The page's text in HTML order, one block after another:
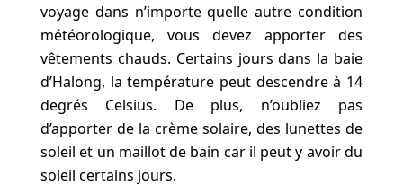
voyage dans n’importe quelle autre condition
météorologique, vous devez apporter des
vêtements chauds. Certains jours dans la baie
d’Halong, la température peut descendre à 14
degrés Celsius. De plus, n’oubliez pas
d’apporter de la crème solaire, des lunettes de
soleil et un maillot de bain car il peut y avoir du
soleil certains jours.